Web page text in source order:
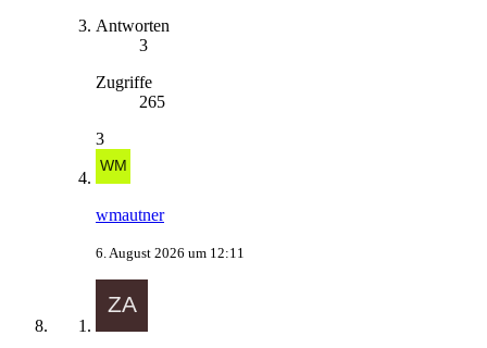
Antworten
3
Zugriffe
265
3
wmautner
6. August 2026 um 12:11